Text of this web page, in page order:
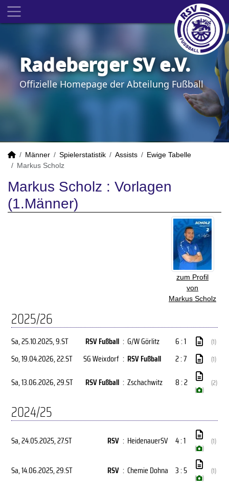
Radeberger SV e.V.
Offizielle Homepage der Abteilung Fußball
Männer Spielerstatistik Assists
Ewige Tabelle
Markus Scholz
Markus Scholz : Vorlagen
(1.Männer)
zum Profil
von
Markus Scholz
2025/26
Sa, 25.10.2025, 9.ST RSV Fußball : G/W Görlitz 6 : 1 (1)
So, 19.04.2026, 22.ST SG Weixdorf : RSV Fußball 2 : 7 (1)
Sa, 13.06.2026, 29.ST RSV Fußball : Zschachwitz 8 : 2
( )
(2)
2024/25
Sa, 24.05.2025, 27.ST RSV : HeidenauerSV 4 : 1
( )
(1)
Sa, 14.06.2025, 29.ST RSV : Chemie Dohna 3 : 5
( )
(1)